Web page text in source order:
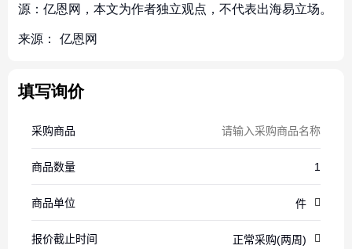
源：亿恩网，本文为作者独立观点，不代表出海易立场。
来源： 亿恩网
填写询价